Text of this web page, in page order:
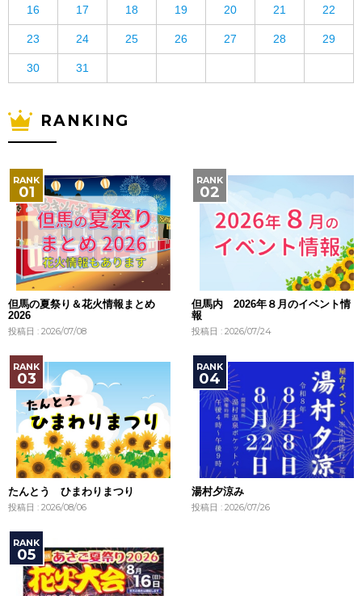
16 17 18 19 20 21 22
23 24 25 26 27 28 29
30 31
RANKING
但馬の夏祭り＆花火情報まとめ
2026
投稿日 : 2026/07/08
但馬内 2026年８月のイベント情
報
投稿日 : 2026/07/24
たんとう ひまわりまつり
投稿日 : 2026/08/06
湯村夕涼み
投稿日 : 2026/07/26